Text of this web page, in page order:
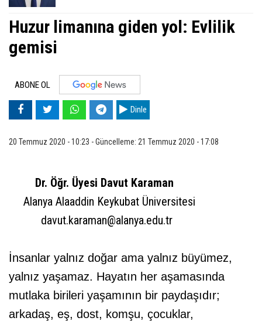
Huzur limanına giden yol: Evlilik
gemisi
ABONE OL
Dinle
20 Temmuz 2020 - 10:23 - Güncelleme: 21 Temmuz 2020 - 17:08
Dr. Öğr. Üyesi Davut Karaman
Alanya Alaaddin Keykubat Üniversitesi
davut.karaman@alanya.edu.tr
İnsanlar yalnız doğar ama yalnız büyümez,
yalnız yaşamaz. Hayatın her aşamasında
mutlaka birileri yaşamının bir paydaşıdır;
arkadaş, eş, dost, komşu, çocuklar,